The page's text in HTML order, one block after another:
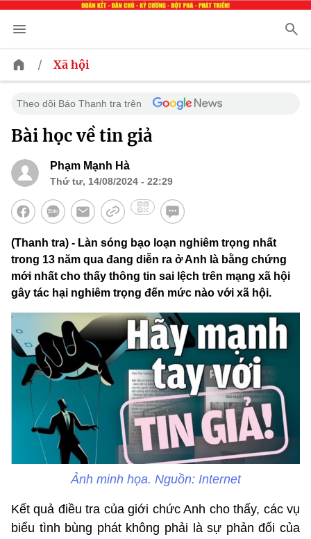
/ Xã hội
Theo dõi Báo Thanh tra trên
Bài học về tin giả
Phạm Mạnh Hà
Thứ tư, 14/08/2024 - 22:29
(Thanh tra) - Làn sóng bạo loạn nghiêm trọng nhất
trong 13 năm qua đang diễn ra ở Anh là bằng chứng
mới nhất cho thấy thông tin sai lệch trên mạng xã hội
gây tác hại nghiêm trọng đến mức nào với xã hội.
Ảnh minh họa. Nguồn: Internet
Kết quả điều tra của giới chức Anh cho thấy, các vụ
biểu tình bùng phát không phải là sự phản đối của